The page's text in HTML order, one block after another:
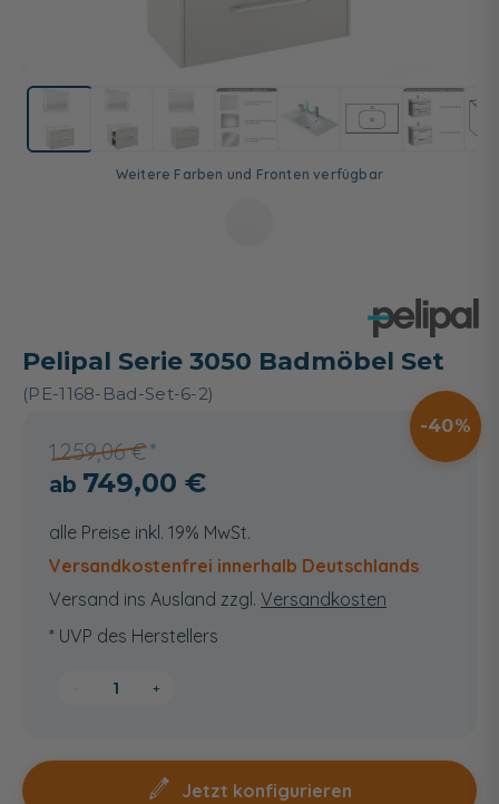
Pelipal Serie 3050 Badmöbel Set
(PE-1168-Bad-Set-6-2)
1.259,06 €
40
749,00 €
alle Preise inkl. 19% MwSt.
Versandkostenfrei innerhalb Deutschlands
Versand ins Ausland zzgl. Versandkosten
* UVP des Herstellers
+
Jetzt konfigurieren